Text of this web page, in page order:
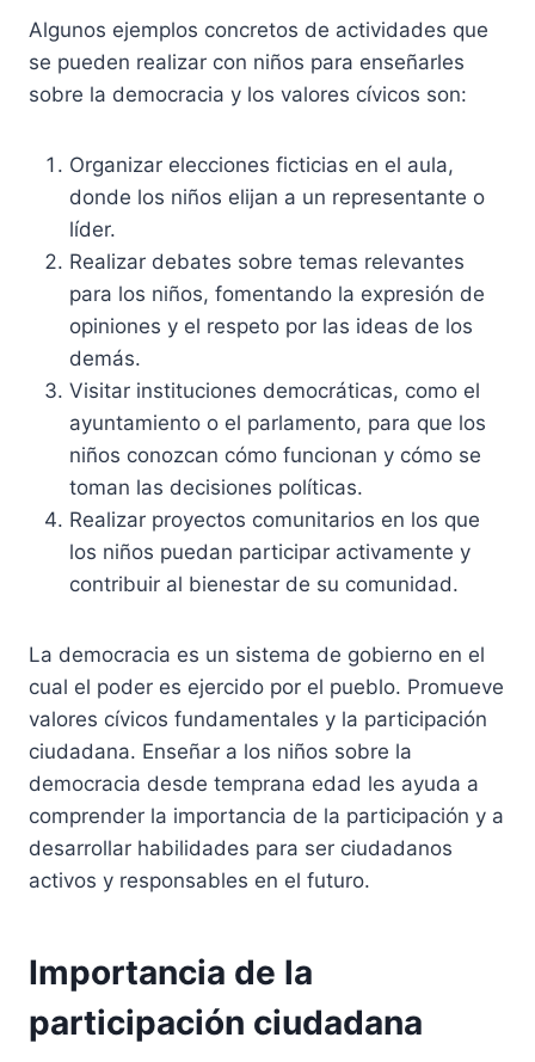
Algunos ejemplos concretos de actividades que
se pueden realizar con niños para enseñarles
sobre la democracia y los valores cívicos son:
Organizar elecciones ficticias en el aula,
donde los niños elijan a un representante o
líder.
Realizar debates sobre temas relevantes
para los niños, fomentando la expresión de
opiniones y el respeto por las ideas de los
demás.
Visitar instituciones democráticas, como el
ayuntamiento o el parlamento, para que los
niños conozcan cómo funcionan y cómo se
toman las decisiones políticas.
Realizar proyectos comunitarios en los que
los niños puedan participar activamente y
contribuir al bienestar de su comunidad.
La democracia es un sistema de gobierno en el
cual el poder es ejercido por el pueblo. Promueve
valores cívicos fundamentales y la participación
ciudadana. Enseñar a los niños sobre la
democracia desde temprana edad les ayuda a
comprender la importancia de la participación y a
desarrollar habilidades para ser ciudadanos
activos y responsables en el futuro.
Importancia de la
participación ciudadana